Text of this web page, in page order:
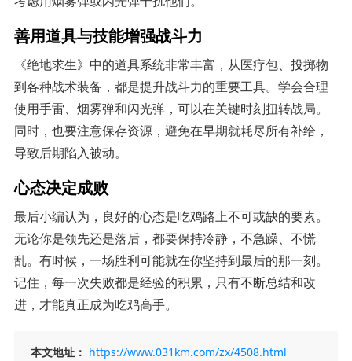
善用道具与技能增强战斗力
《绝地求生》中的道具系统非常丰富，从医疗包、投掷物
到各种战术装备，都是提升战斗力的重要工具。学会合理
使用手雷、烟雾弹和闪光弹，可以在关键时刻扭转战局。
同时，也要注意保存资源，避免在早期就耗尽所有补给，
导致后期陷入被动。
心态决定成败
最后小编认为，良好的心态是吃鸡路上不可或缺的要素。
无论你是领先还是落后，都要保持冷静，不急躁、不慌
乱。有时候，一场胜利可能就在你坚持到最后的那一刻。
记住，每一次失败都是经验的积累，只有不断总结和改
进，才能真正成为吃鸡高手。
本文地址： https://www.031km.com/zx/4508.html